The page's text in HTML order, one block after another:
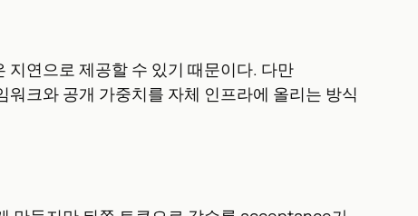
지연으로 제공할 수 있기 때문이다. 다만
크와 공개 가중치를 자체 인프라에 올리는 방식